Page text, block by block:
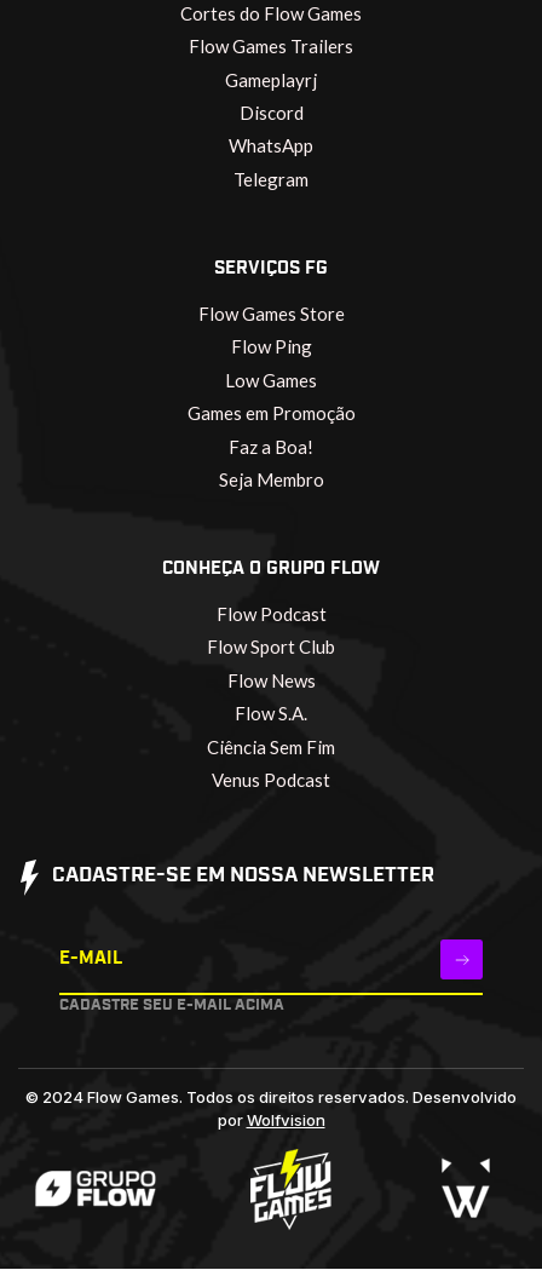
Cortes do Flow Games
Flow Games Trailers
Gameplayrj
Discord
WhatsApp
Telegram
SERVIÇOS FG
Flow Games Store
Flow Ping
Low Games
Games em Promoção
Faz a Boa!
Seja Membro
CONHEÇA O GRUPO FLOW
Flow Podcast
Flow Sport Club
Flow News
Flow S.A.
Ciência Sem Fim
Venus Podcast
CADASTRE-SE EM NOSSA NEWSLETTER
E-MAIL
CADASTRE SEU E-MAIL ACIMA
© 2024 Flow Games. Todos os direitos reservados. Desenvolvido
porWolfvision